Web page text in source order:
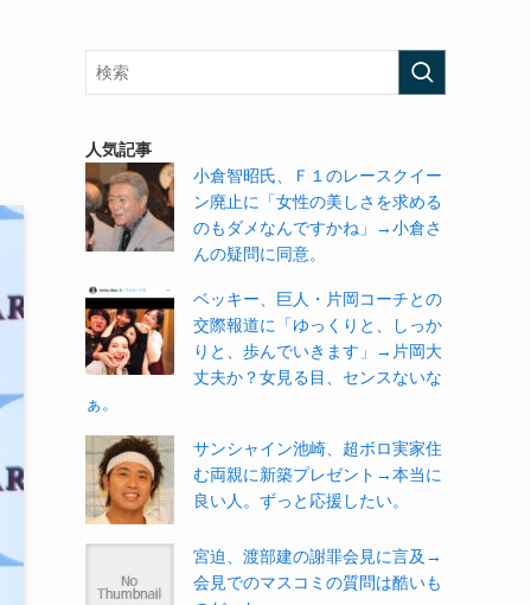
人気記事
小倉智昭氏、Ｆ１のレースクイー
ン廃止に「女性の美しさを求める
のもダメなんですかね」→小倉さ
んの疑問に同意。
ベッキー、巨人・片岡コーチとの
交際報道に「ゆっくりと、しっか
りと、歩んでいきます」→片岡大
丈夫か？女見る目、センスないな
ぁ。
サンシャイン池崎、超ボロ実家住
む両親に新築プレゼント→本当に
良い人。ずっと応援したい。
宮迫、渡部建の謝罪会見に言及→
会見でのマスコミの質問は酷いも